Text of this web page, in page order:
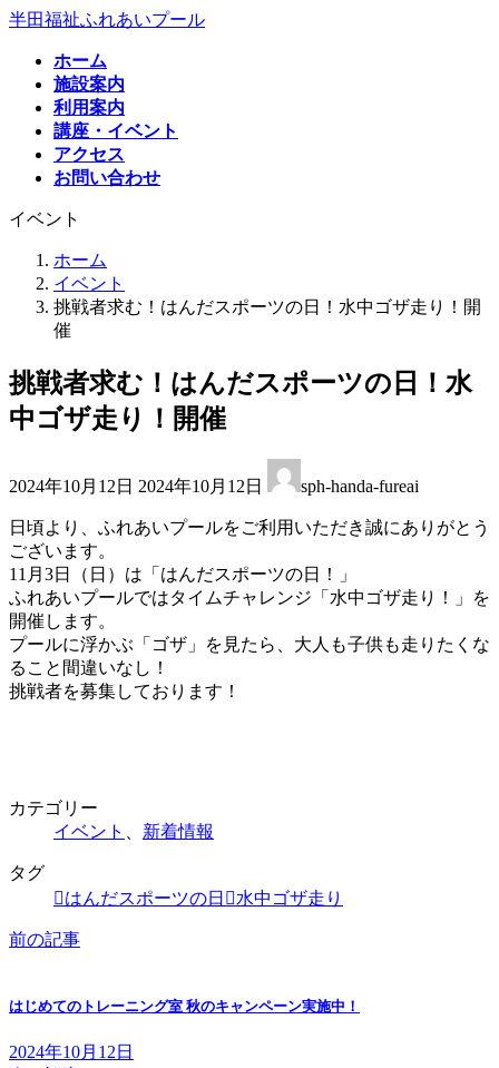
コ
プ
ナ
動
半田福祉ふれあいプール
ホーム
施設案内
利用案内
講座・イベント
アクセス
お問い合わせ
イベント
ホーム
イベント
挑戦者求む！はんだスポーツの日！水中ゴザ走り！開
催
挑戦者求む！はんだスポーツの日！水
中ゴザ走り！開催
2024年10月12日 終
新
日
時
:
2024年10月12日 sph-handa-fureai
日頃より、ふれあいプールをご利用いただき誠にありがとう
ございます。
11月3日（日）は「はんだスポーツの日！」
ふれあいプールではタイムチャレンジ「水中ゴザ走り！」を
開催します。
プールに浮かぶ「ゴザ」を見たら、大人も子供も走りたくな
ること間違いなし！
挑戦者を募集しております！
カテゴリー
イベント
新着情報
タグ
はんだスポーツの日
水中ゴザ走り
前の記事
はじめてのトレーニング室 秋のキャンペーン実施中！
2024年10月12日